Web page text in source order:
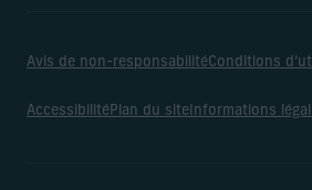
Avis de non-responsabilitéConditions
AccessibilitéPlan du site Informations